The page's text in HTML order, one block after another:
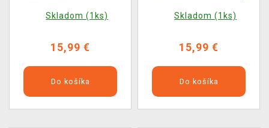
Skladom (1ks)
15,99 €
Do košíka
Skladom (1ks)
15,99 €
Do košíka